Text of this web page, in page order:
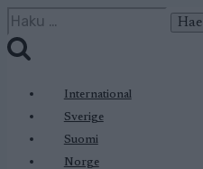
Siirry
sisältöön
Haku:
International
Sverige
Suomi
Norge